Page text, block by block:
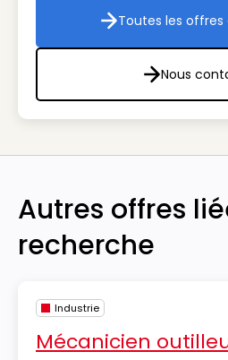
Toutes les
Nous
Autres offres
recherche
Industrie
Mécanicien